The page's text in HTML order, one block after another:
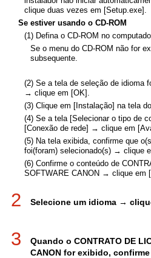
clique duas vezes em [Setup.exe].
Se estiver usando o CD-ROM
(1) Defina o CD-ROM no
Se o menu do CD-ROM não for
subsequente.
(2) Se a tela de seleção de idioma
→ clique em [OK].
(3) Clique em [Instalação] na tela
(4) Se a tela [Selecionar o tipo de
[Conexão de rede] → clique em
(5) Na tela exibida, confirme que
foi(foram) selecionado(s) → clique
(6) Confirme o conteúdo de
SOFTWARE CANON → clique em
2 Selecione um idioma →
3
Quando o CONTRATO DE
CANON for exibido,